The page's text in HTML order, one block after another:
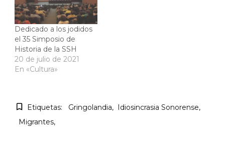
Dedicado a los jodidos
el 35 Simposio de
Historia de la SSH
20 de julio de 2021
En «Cultura»
Etiquetas: Gringolandia
Idiosincrasia Sonorense
Migrantes